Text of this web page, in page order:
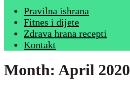
Pravilna ishrana
Fitnes i dijete
Zdrava hrana recepti
Kontakt
Month: April 2020